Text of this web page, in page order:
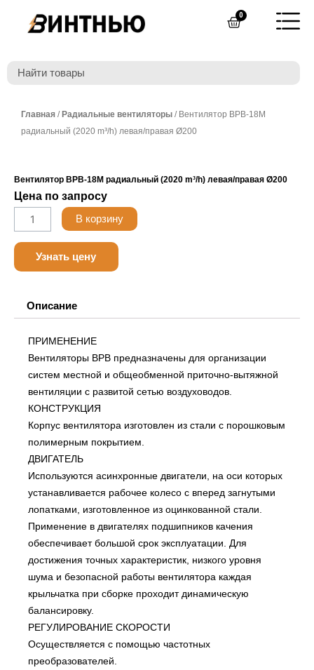
0Cart
Главная / Радиальные вентиляторы / Вентилятор ВРВ-18М
радиальный (2020 m³/h) левая/правая Ø200
Вентилятор ВРВ-18М радиальный (2020 m³/h) левая/правая Ø200
Цена по запросу
Количество
товара
Nanotek
LF24B
В корзину
Узнать цену
Описание
ПРИМЕНЕНИЕ
Вентиляторы ВРВ предназначены для организации
систем местной и общеобменной приточно-вытяжной
вентиляции с развитой сетью воздуховодов.
КОНСТРУКЦИЯ
Корпус вентилятора изготовлен из стали с порошковым
полимерным покрытием.
ДВИГАТЕЛЬ
Используются асинхронные двигатели, на оси которых
устанавливается рабочее колесо с вперед загнутыми
лопатками, изготовленное из оцинкованной стали.
Применение в двигателях подшипников качения
обеспечивает большой срок эксплуатации. Для
достижения точных характеристик, низкого уровня
шума и безопасной работы вентилятора каждая
крыльчатка при сборке проходит динамическую
балансировку.
РЕГУЛИРОВАНИЕ СКОРОСТИ
Осуществляется с помощью частотных
преобразователей.